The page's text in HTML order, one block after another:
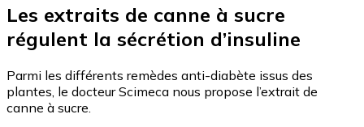
Les extraits de canne à sucre
régulent la sécrétion d’insuline
Parmi les différents remèdes anti-diabète issus des
plantes, le docteur Scimeca nous propose l’extrait de
canne à sucre.